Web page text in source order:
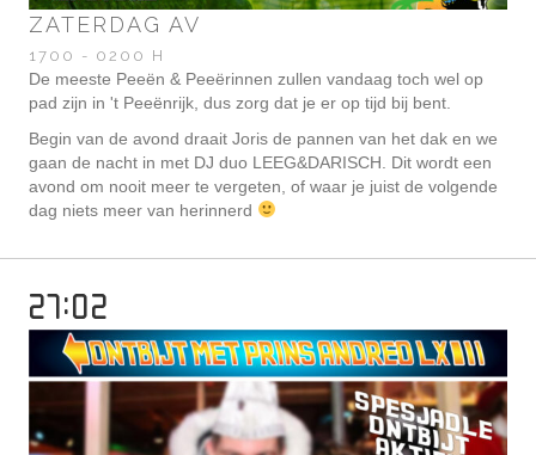
ZATERDAG AV
1700 - 0200 H
De meeste Peeën & Peeërinnen zullen vandaag toch wel op
pad zijn in 't Peeënrijk, dus zorg dat je er op tijd bij bent.
Begin van de avond draait Joris de pannen van het dak en we
gaan de nacht in met DJ duo LEEG&DARISCH. Dit wordt een
avond om nooit meer te vergeten, of waar je juist de volgende
dag niets meer van herinnerd
27:02